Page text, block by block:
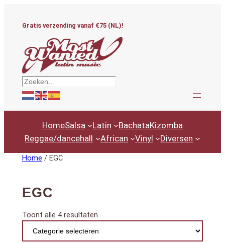
Gratis verzending vanaf €75 (NL)!
Zoeken
HomeSalsa Latin BachataKizomba
Reggae/dancehall
African Vinyl Diversen
Home / EGC
EGC
Toont alle 4 resultatenGesorteerd
nieuwste